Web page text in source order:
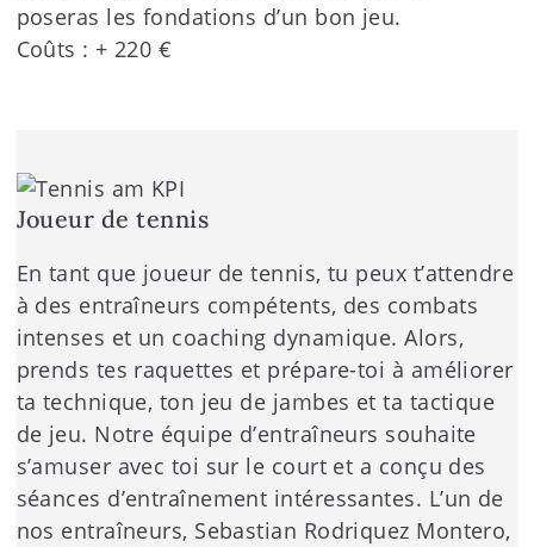
poseras les fondations d’un bon jeu.
Coûts : + 220 €
Joueur de tennis
En tant que joueur de tennis, tu peux t’attendre
à des entraîneurs compétents, des combats
intenses et un coaching dynamique. Alors,
prends tes raquettes et prépare-toi à améliorer
ta technique, ton jeu de jambes et ta tactique
de jeu. Notre équipe d’entraîneurs souhaite
s’amuser avec toi sur le court et a conçu des
séances d’entraînement intéressantes. L’un de
nos entraîneurs, Sebastian Rodriquez Montero,